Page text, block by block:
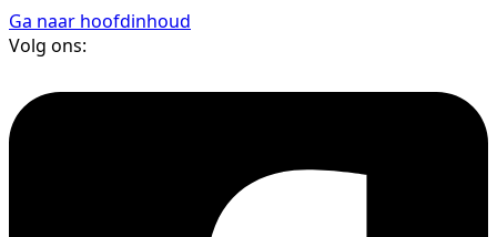
Ga naar hoofdinhoud
Volg ons: